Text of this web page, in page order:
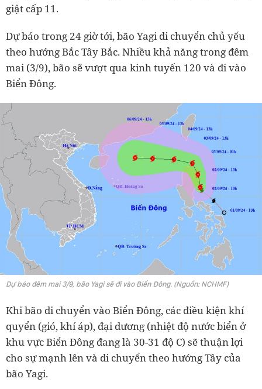
giật cấp 11.
Dự báo trong 24 giờ tới, bão Yagi di chuyển chủ yếu
theo hướng Bắc Tây Bắc. Nhiều khả năng trong đêm
mai (3/9), bão sẽ vượt qua kinh tuyến 120 và đi vào
Biển Đông.
Dự báo đêm mai 3/9, bão Yagi sẽ đi vào Biển Đông. (Nguồn: NCHMF)
Khi bão di chuyển vào Biển Đông, các điều kiện khí
quyển (gió, khí áp), đại dương (nhiệt độ nước biển ở
khu vực Biển Đông đang là 30-31 độ C) sẽ thuận lợi
cho sự mạnh lên và di chuyển theo hướng Tây của
bão Yagi.